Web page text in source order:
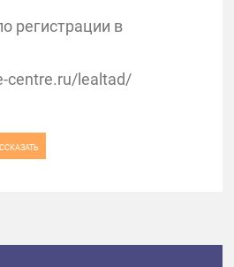
регистрации в
centre.ru/lealtad/